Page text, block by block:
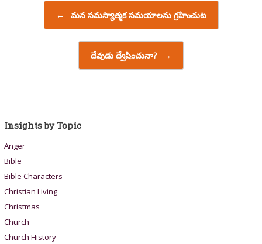
Post navigation
← మన సమస్యాత్మక సమయాలను గ్రహించుట
దేవుడు ద్వేషించునా? →
Insights by Topic
Anger
Bible
Bible Characters
Christian Living
Christmas
Church
Church History